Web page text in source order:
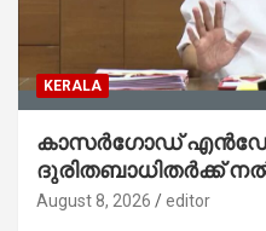
KERALA
കാസര്‍ഗോഡ്
ദുരിതബാധിതര്‍ക്ക്
സര്‍ക്കാര്‍;
August 8, 2026 editor